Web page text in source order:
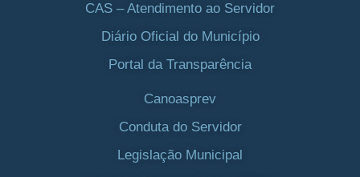
CAS – Atendimento ao Servidor
Diário Oficial do Município
Portal da Transparência
Canoasprev
Conduta do Servidor
Legislação Municipal